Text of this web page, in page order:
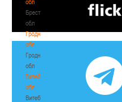
обл
Брестская
обл
Гродненская
обл
Гродненская
обл
Витебская
обл
Витебская